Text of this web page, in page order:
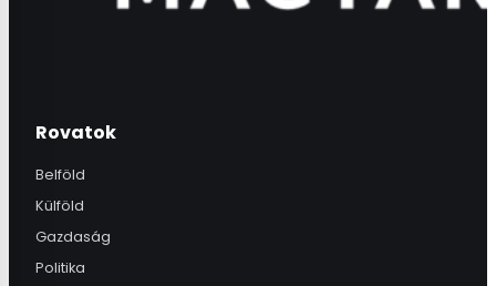
Rovatok
Belföld
Külföld
Gazdaság
Politika